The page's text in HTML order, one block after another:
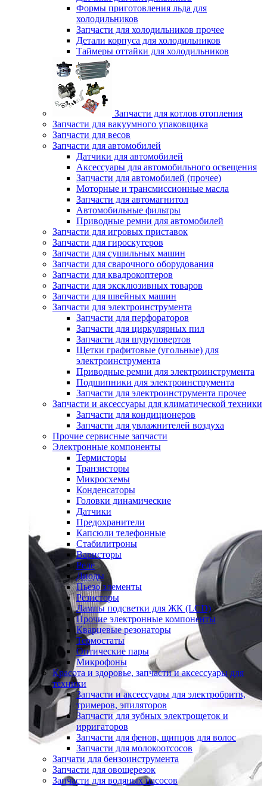
Формы приготовления льда для
холодильников
Запчасти для холодильников прочее
Детали корпуса для холодильников
Таймеры оттайки для холодильников
Запчасти для котлов отопления
Запчасти для вакуумного упаковщика
Запчасти для весов
Запчасти для автомобилей
Датчики для автомобилей
Аксессуары для автомобильного освещения
Запчасти для автомобилей (прочее)
Моторные и трансмиссионные масла
Запчасти для автомагнитол
Автомобильные фильтры
Приводные ремни для автомобилей
Запчасти для игровых приставок
Запчасти для гироскутеров
Запчасти для сушильных машин
Запчасти для сварочного оборудования
Запчасти для квадрокоптеров
Запчасти для эксклюзивных товаров
Запчасти для швейных машин
Запчасти для электроинструмента
Запчасти для перфораторов
Запчасти для циркулярных пил
Запчасти для шуруповертов
Щетки графитовые (угольные) для
электроинструмента
Приводные ремни для электроинструмента
Подшипники для электроинструмента
Запчасти для электроинструмента прочее
Запчасти и аксессуары для климатической техники
Запчасти для кондиционеров
Запчасти для увлажнителей воздуха
Прочие сервисные запчасти
Электронные компоненты
Термисторы
Транзисторы
Микросхемы
Конденсаторы
Головки динамические
Датчики
Предохранители
Капсюли телефонные
Стабилитроны
Варисторы
Реле
Диоды
Пьезо элементы
Резисторы
Лампы подсветки для ЖК (LCD)
Прочие электронные компоненты
Кварцевые резонаторы
Термостаты
Оптические пары
Микрофоны
Красота и здоровье, запчасти и аксессуары для
техники
Запчасти и аксессуары для электробритв,
тримеров, эпиляторов
Запчасти для зубных электрощеток и
ирригаторов
Запчасти для фенов, щипцов для волос
Запчасти для молокоотсосов
Запчати для бензоинструмента
Запчасти для овощерезок
Запчасти для водяных насосов